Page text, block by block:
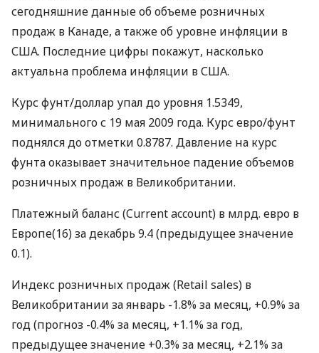
сегодняшние данные об объеме розничных
продаж в Канаде, а также об уровне инфляции в
США. Последние цифры покажут, насколько
актуальна проблема инфляции в США.
Курс фунт/доллар упал до уровня 1.5349,
минимального с 19 мая 2009 года. Курс евро/фунт
поднялся до отметки 0.8787. Давление на курс
фунта оказывает значительное падение объемов
розничных продаж в Великобритании.
Платежный баланс (Current account) в млрд. евро в
Европе(16) за декабрь 9.4 (предыдущее значение
0.1).
Индекс розничных продаж (Retail sales) в
Великобритании за январь -1.8% за месяц, +0.9% за
год (прогноз -0.4% за месяц, +1.1% за год,
предыдущее значение +0.3% за месяц, +2.1% за